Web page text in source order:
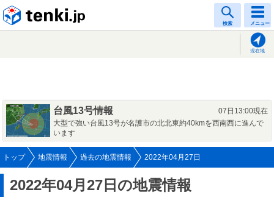
検索 メニュー
現在地
台風13号情報
07日13:00現在
大型で強い台風13号が名護市の北北東約40kmを西南西に進んで
います
トップ 地震情報 過去の地震情報 2022年04月27日
2022年04月27日の地震情報